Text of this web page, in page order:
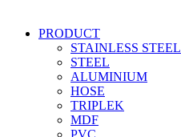
PRODUCT
STAINLESS STEEL
STEEL
ALUMINIUM
HOSE
TRIPLEK
MDF
PVC